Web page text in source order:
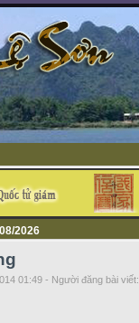
2026
01:49 - Người đăng bài viết: